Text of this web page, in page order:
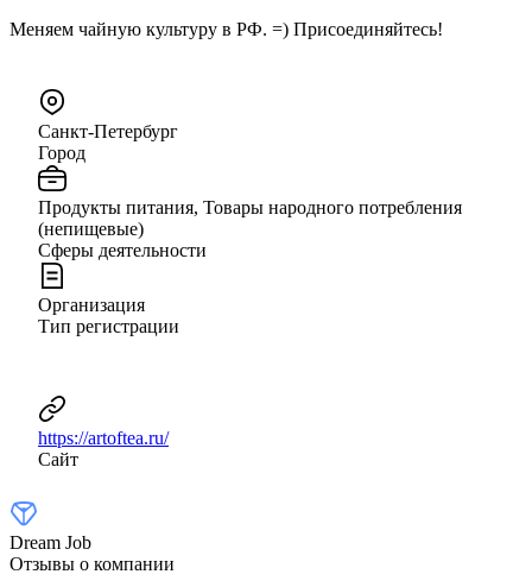
Меняем чайную культуру в РФ. =) Присоединяйтесь!
Санкт-Петербург
Город
Продукты питания, Товары народного потребления
(непищевые)
Сферы деятельности
Организация
Тип регистрации
https://artoftea.ru/
Сайт
Dream Job
Отзывы о компании